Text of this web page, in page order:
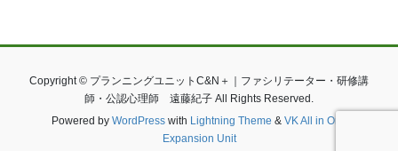
Copyright © プランニングユニットC&N＋｜ファシリテーター・研修講
師・公認心理師 遠藤紀子 All Rights Reserved.
Powered by WordPresswith Lightning Theme & VK All in One
Expansion Unit